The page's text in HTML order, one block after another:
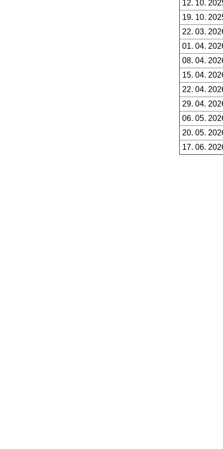
12. 10.
19. 10.
22. 03.
01. 04.
08. 04.
15. 04.
22. 04.
29. 04.
06. 05.
20. 05.
17. 06.